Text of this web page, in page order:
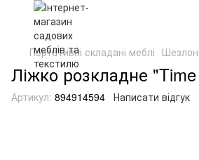
Портативні складані меблі
Ліжко розкладне
Артикул: 894914594 Написати відгук